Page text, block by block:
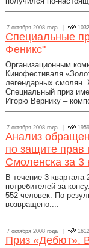
7 октября 2008 года | 1032
Специальные
Феникс"
Организационным
Кинофестиваля
легендарных
Специальный приз
Игорю Вернику –
7 октября 2008 года | 1959
Анализ
по защите прав
Смоленска за 3
В течение 3 квартала
потребителей за
552 человек. По
возвращено:...
7 октября 2008 года | 1612
Приз «Дебют».